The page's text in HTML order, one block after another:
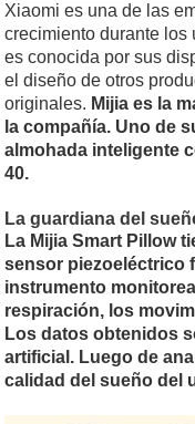
Xiaomi es una de las
crecimiento durante los
es conocida por sus
el diseño de otros
originales. Mijia es la
la compañía. Uno de
almohada inteligente
40.
La guardiana del
La Mijia Smart Pillow
sensor piezoeléctrico
instrumento
respiración, los
Los datos obtenidos
artificial. Luego de
calidad del sueño del